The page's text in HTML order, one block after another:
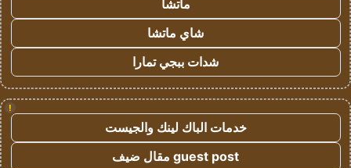
ماتشا
شاي ماتشا
شدات ببجي تمارا
!
خدمات الباك لينك والجيست
guest post مقال ضيف